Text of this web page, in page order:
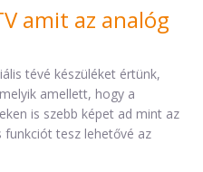
amit az analóg
tévé készüléket értünk,
amellett, hogy a
is szebb képet ad mint az
funkciót tesz lehetővé az